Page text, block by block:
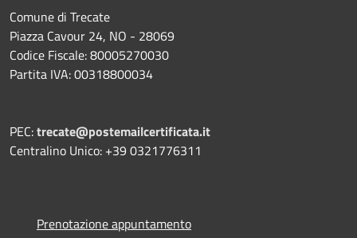
Comune di Trecate
Piazza Cavour 24, NO - 28069
Codice Fiscale: 80005270030
Partita IVA: 00318800034
PEC:trecate@postemailcertificata.it
Centralino Unico: +39 0321776311
Prenotazione appuntamento